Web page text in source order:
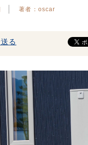
著者：oscar